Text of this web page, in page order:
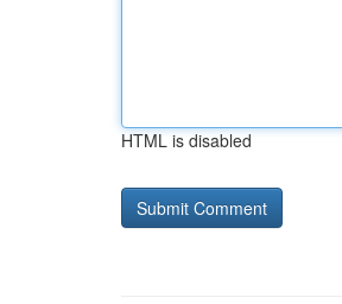
HTML is disabled